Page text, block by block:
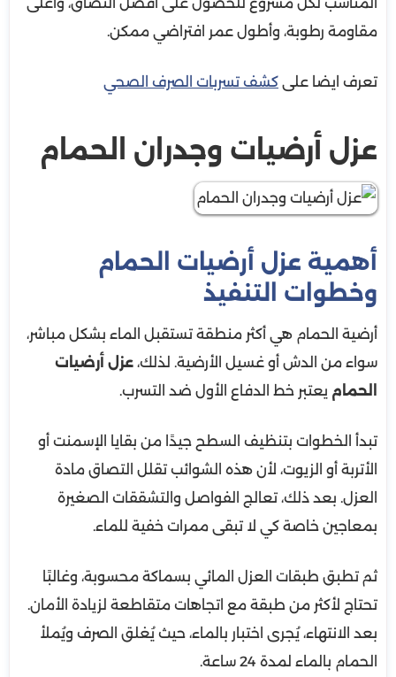
مقاومة رطوبة، وأطول عمر افتراضي ممكن.
تعرف ايضا على كشف تسربات الصرف الصحي
عزل أرضيات وجدران الحمام
أهمية عزل أرضيات الحمام
وخطوات التنفيذ
أرضية الحمام هي أكثر منطقة تستقبل الماء بشكل مباشر،
سواء من الدش أو غسيل الأرضية. لذلك، عزل أرضيات
الحمام يعتبر خط الدفاع الأول ضد التسرب.
تبدأ الخطوات بتنظيف السطح جيدًا من بقايا الإسمنت أو
الأتربة أو الزيوت، لأن هذه الشوائب تقلل التصاق مادة
العزل. بعد ذلك، تعالج الفواصل والتشققات الصغيرة
بمعاجين خاصة كي لا تبقى ممرات خفية للماء.
ثم تطبق طبقات العزل المائي بسماكة محسوبة، وغالبًا
تحتاج لأكثر من طبقة مع اتجاهات متقاطعة لزيادة الأمان.
بعد الانتهاء، يُجرى اختبار بالماء، حيث يُغلق الصرف ويُملأ
الحمام بالماء لمدة 24 ساعة.